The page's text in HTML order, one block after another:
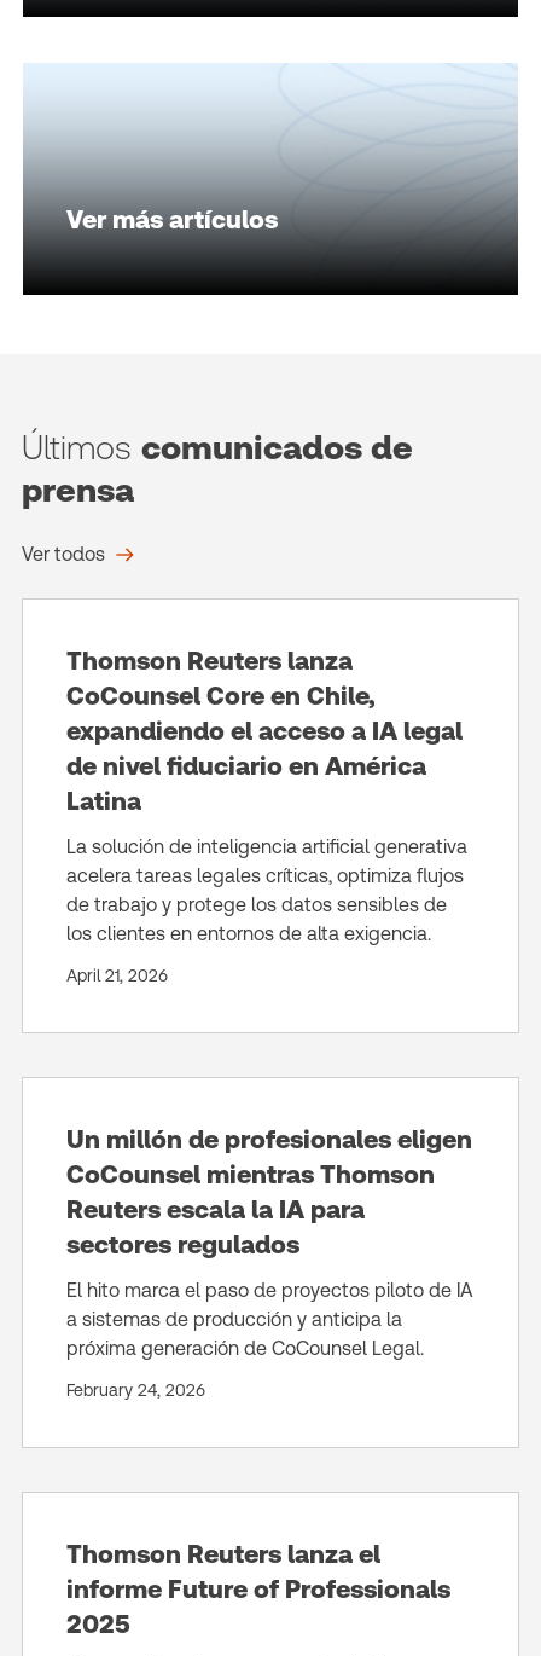
Ver más artículos
Últimos comunicados de
prensa
Ver todos
Thomson Reuters lanza
CoCounsel Core en Chile,
expandiendo el acceso a IA legal
de nivel fiduciario en América
Latina
La solución de inteligencia artificial generativa
acelera tareas legales críticas, optimiza flujos
de trabajo y protege los datos sensibles de
los clientes en entornos de alta exigencia.
April 21, 2026
Un millón de profesionales eligen
CoCounsel mientras Thomson
Reuters escala la IA para
sectores regulados
El hito marca el paso de proyectos piloto de IA
a sistemas de producción y anticipa la
próxima generación de CoCounsel Legal.
February 24, 2026
Thomson Reuters lanza el
informe Future of Professionals
2025